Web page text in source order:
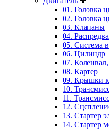
01. Головка
02. Головка
03. Клапаны
04.
05. Система
06. Цилиндр
07.
08. Картер
09. Крышки
10.
11.
12.
13. Стартер
14. Стартер